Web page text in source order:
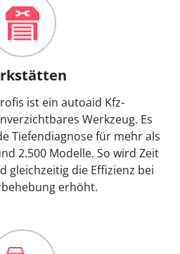
ist ein autoaid Kfz-
Werkzeug. Es
Tiefendiagnose für mehr als
2.500 Modelle. So wird Zeit
gleichzeitig die Effizienz bei
erhöht.